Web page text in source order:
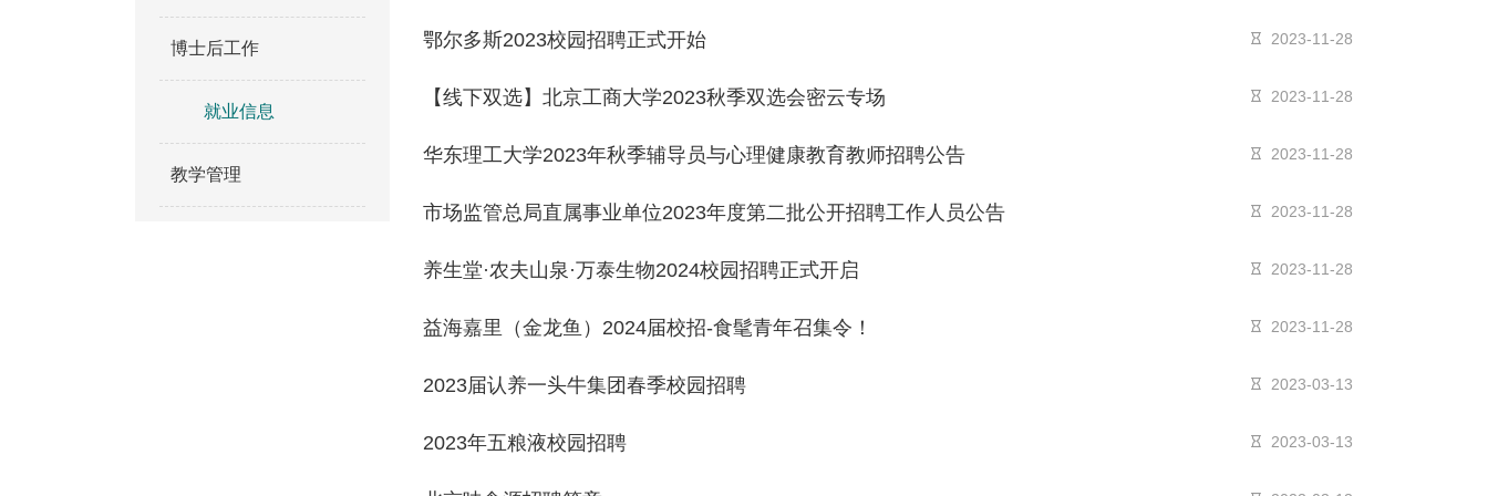
博士后工作
就业信息
教学管理
2023-11-28
鄂尔多斯2023校园招聘正式开始
2023-11-28
【线下双选】北京工商大学2023秋季双选会密云专场
2023-11-28
华东理工大学2023年秋季辅导员与心理健康教育教师招聘公告
2023-11-28
市场监管总局直属事业单位2023年度第二批公开招聘工作人员公告
2023-11-28
养生堂·农夫山泉·万泰生物2024校园招聘正式开启
2023-11-28
益海嘉里（金龙鱼）2024届校招-食髦青年召集令！
2023-03-13
2023届认养一头牛集团春季校园招聘
2023-03-13
2023年五粮液校园招聘